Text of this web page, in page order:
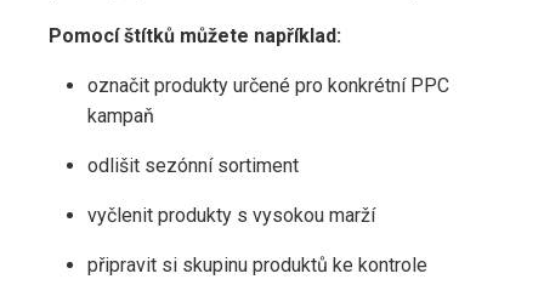
Pomocí štítků můžete například:
označit produkty určené pro konkrétní PPC
kampaň
odlišit sezónní sortiment
vyčlenit produkty s vysokou marží
připravit si skupinu produktů ke kontrole